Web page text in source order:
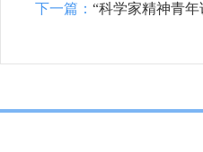
下一篇： “科学家精神青